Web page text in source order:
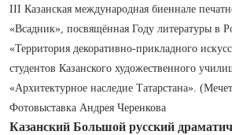
III Казанская международная биеннале
«Всадник», посвящённая Году литературы в
«Территория декоративно‑прикладного
студентов Казанского художественного
«Архитектурное наследие Татарстана».
Фотовыставка Андрея Черенкова
Казанский Большой русский